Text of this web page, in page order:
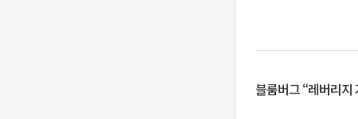
블룸버그 “레버리지